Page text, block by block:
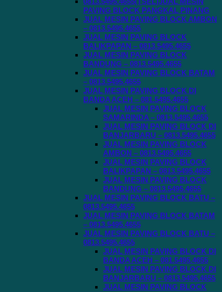
PAVING BLOCK PANGKAL PINANG
JUAL MESIN PAVING BLOCK AMBON
– 0813.5495.4655
JUAL MESIN PAVING BLOCK
BALIKPAPAN – 0813.5495.4655
JUAL MESIN PAVING BLOCK
BANDUNG – 0813.5495.4655
JUAL MESIN PAVING BLOCK BATAM
– 0813.5495.4655
JUAL MESIN PAVING BLOCK DI
BANDA ACEH – 081.5495.4655
JUAL MESIN PAVING BLOCK
SAMARINDA – 0813.5495.4655
JUAL MESIN PAVING BLOCK DI
BANJARBARU – 0813.5495.4655
JUAL MESIN PAVING BLOCK
AMBON – 0813.5495.4655
JUAL MESIN PAVING BLOCK
BALIKPAPAN – 0813.5495.4655
JUAL MESIN PAVING BLOCK
BANDUNG – 0813.5495.4655
JUAL MESIN PAVING BLOCK BATU –
0813.5495.4655
JUAL MESIN PAVING BLOCK BATAM
– 0813.5495.4655
JUAL MESIN PAVING BLOCK BATU –
0813.5495.4655
JUAL MESIN PAVING BLOCK DI
BANDA ACEH – 081.5495.4655
JUAL MESIN PAVING BLOCK DI
BANJARBARU – 0813.5495.4655
JUAL MESIN PAVING BLOCK